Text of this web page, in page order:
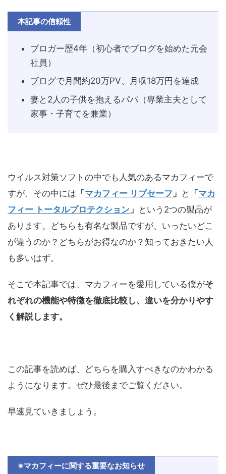
本記事の信頼性
ブロガー歴4年（初心者でブログを始めた元会
社員）
ブログで月間約20万PV、月収18万円を達成
妻と2人の子供を抱えるパパ（専業主夫として
家事・子育てを兼業）
ウイルス対策ソフトの中でも人気のあるマカフィーで
すが、その中には 「マカフィー リブセーフ 」 と 「マカ
フィー トータルプロテクション 」 という2つの製品が
あります。どちらも有名な製品ですが、いったいどこ
が違うのか？どちらがお得なのか？知っておきたい人
も多いはず。
そこで本記事では、マカフィーを愛用している僕がそ
れぞれの機能や特徴を徹底比較し、違いを分かりやす
く解説します。
この記事を読めば、どちらを購入すべきなのかわかる
ようになります。ぜひ最後までご覧ください。
早速見ていきましょう。
※マカフィーに関する重要なお知らせ